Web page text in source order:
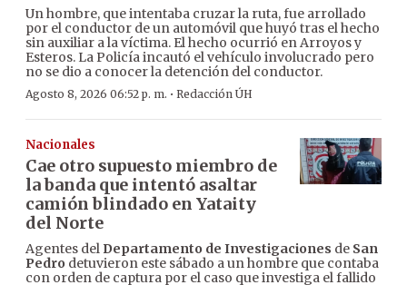
Un hombre, que intentaba cruzar la ruta, fue arrollado
por el conductor de un automóvil que huyó tras el hecho
sin auxiliar a la víctima. El hecho ocurrió en Arroyos y
Esteros. La Policía incautó el vehículo involucrado pero
no se dio a conocer la detención del conductor.
Agosto 8, 2026 06:52 p. m. · Redacción ÚH
Nacionales
Cae otro supuesto miembro de
la banda que intentó asaltar
camión blindado en Yataity
del Norte
Agentes del Departamento de Investigaciones de San
Pedro detuvieron este sábado a un hombre que contaba
con orden de captura por el caso que investiga el fallido